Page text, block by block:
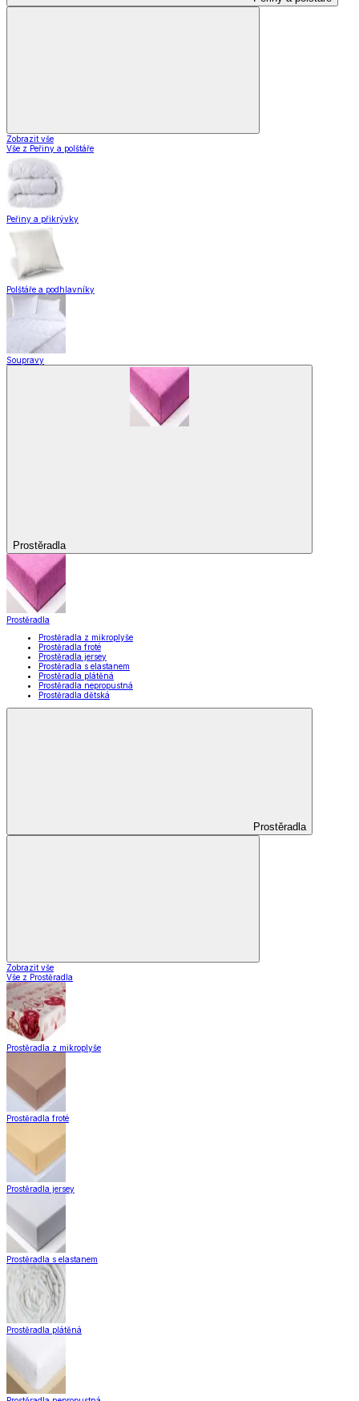
Zobrazit vše
Vše z Peřiny a polštáře
Peřiny a přikrývky
Polštáře a podhlavníky
Soupravy
Prostěradla
Prostěradla
Prostěradla z mikroplyše
Prostěradla froté
Prostěradla jersey
Prostěradla s elastanem
Prostěradla plátěná
Prostěradla nepropustná
Prostěradla dětská
Prostěradla
Zobrazit vše
Vše z Prostěradla
Prostěradla z mikroplyše
Prostěradla froté
Prostěradla jersey
Prostěradla s elastanem
Prostěradla plátěná